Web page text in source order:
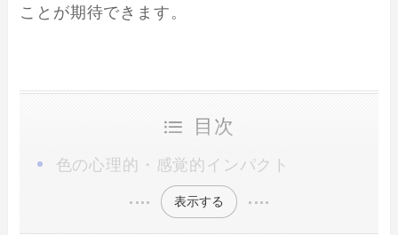
ことが期待できます。
目次
色の心理的・感覚的インパクト
表示する